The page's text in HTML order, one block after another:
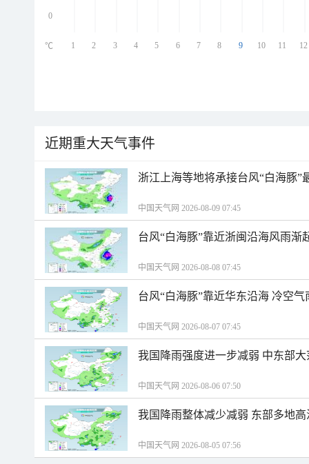
0
1 2 3 4 5 6 7 8 9 10 11 12
℃
近期重大天气事件
浙江上海等地将承接台风“白海豚”
中国天气网 2026-08-09 07:45
台风“白海豚”靠近浙闽沿海风雨渐
中国天气网 2026-08-08 07:45
台风“白海豚”靠近华东沿海 冷空
中国天气网 2026-08-07 07:45
我国降雨强度进一步减弱 中东部
中国天气网 2026-08-06 07:50
我国降雨整体减少减弱 东部多地
中国天气网 2026-08-05 07:56